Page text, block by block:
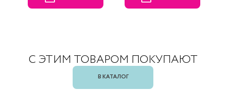
С ЭТИМ ТОВАРОМ ПОКУПАЮТ
В КАТАЛОГ